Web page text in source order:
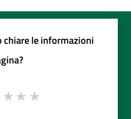
chiare le informazioni